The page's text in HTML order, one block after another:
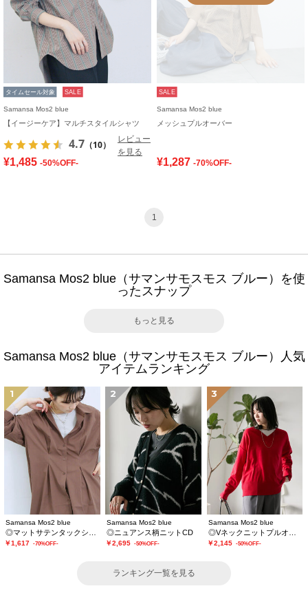
タイムセール対象 SALE
Samansa Mos2 blue
【イージーケア】マルチスタイルシャツ
4.7 （10）
レビュー
を見る
¥1,485 -50%OFF-
SALE
Samansa Mos2 blue
メッシュプルオーバー
¥1,287 -70%OFF-
1
Samansa Mos2 blue（サマンサモスモス ブルー）を使
ったスナップ
もっと見る
Samansa Mos2 blue（サマンサモスモス ブルー）人気
アイテムランキング
1
Samansa Mos2 blue
￥1,617 -70%OFF-
2
Samansa Mos2 blue
◎ニュアンス柄ニットCD
￥2,695 -50%OFF-
3
Samansa Mos2 blue
￥2,145 -50%OFF-
ランキング一覧を見る